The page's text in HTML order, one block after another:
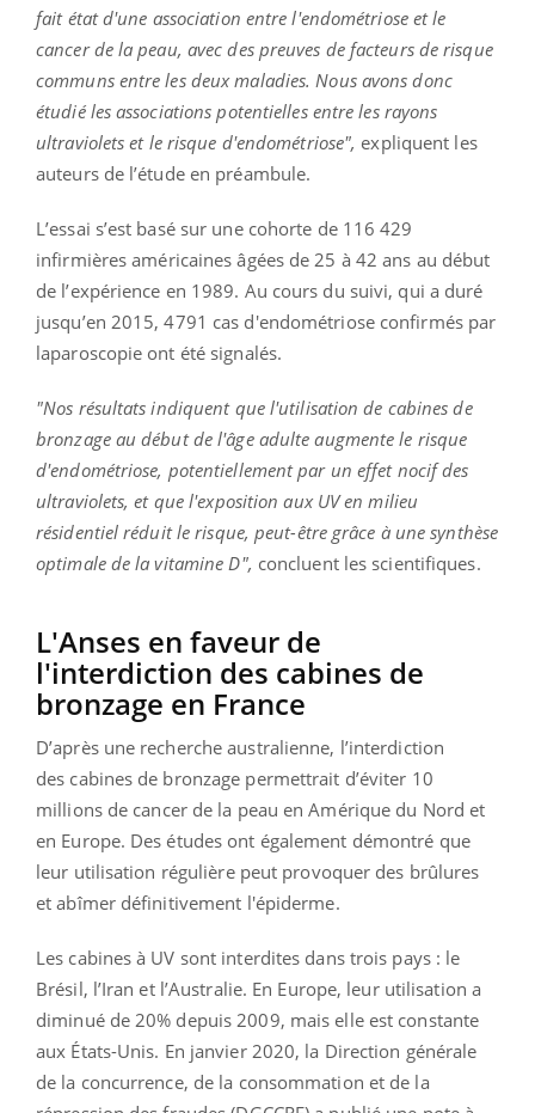
fait état d'une association entre l'endométriose et le
cancer de la peau, avec des preuves de facteurs de risque
communs entre les deux maladies. Nous avons donc
étudié les associations potentielles entre les rayons
ultraviolets et le risque d'endométriose", expliquent les
auteurs de l’étude en préambule.
L’essai s’est basé sur une cohorte de 116 429
infirmières américaines âgées de 25 à 42 ans au début
de l’expérience en 1989. Au cours du suivi, qui a duré
jusqu’en 2015, 4791 cas d'endométriose confirmés par
laparoscopie ont été signalés.
"Nos résultats indiquent que l'utilisation de cabines de
bronzage au début de l'âge adulte augmente le risque
d'endométriose, potentiellement par un effet nocif des
ultraviolets, et que l'exposition aux UV en milieu
résidentiel réduit le risque, peut-être grâce à une synthèse
optimale de la vitamine D", concluent les scientifiques.
L'Anses en faveur de
l'interdiction des cabines de
bronzage en France
D’après une recherche australienne, l’interdiction
des cabines de bronzage permettrait d’éviter 10
millions de cancer de la peau en Amérique du Nord et
en Europe. Des études ont également démontré que
leur utilisation régulière peut provoquer des brûlures
et abîmer définitivement l'épiderme.
Les cabines à UV sont interdites dans trois pays : le
Brésil, l’Iran et l’Australie. En Europe, leur utilisation a
diminué de 20% depuis 2009, mais elle est constante
aux États-Unis. En janvier 2020, la Direction générale
de la concurrence, de la consommation et de la